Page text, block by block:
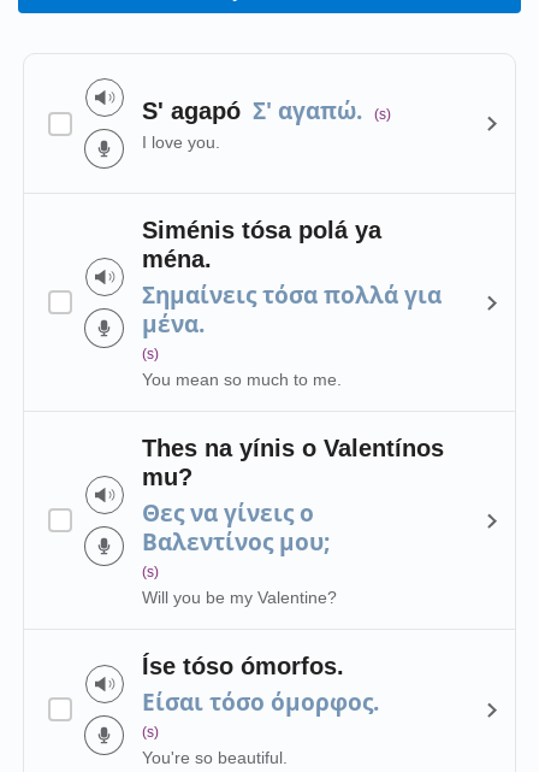
S' agapó Σ' αγαπώ. (s)
I love you.
Siménis tósa polá ya
ména.
Σημαίνεις τόσα πολλά για
μένα.
(s)
You mean so much to me.
Thes na yínis o Valentínos
mu?
Θες να γίνεις ο
Βαλεντίνος μου;
(s)
Will you be my Valentine?
Íse tóso ómorfos.
Είσαι τόσο όμορφος.
(s)
You're so beautiful.